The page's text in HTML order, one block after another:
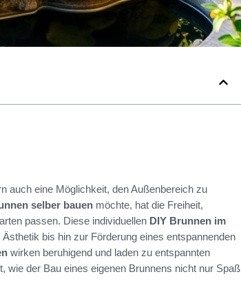
auch eine Möglichkeit, den Außenbereich zu
selber bauen möchte, hat die Freiheit,
passen. Diese individuellen DIY Brunnen im
bis hin zur Förderung eines entspannenden
wirken beruhigend und laden zu entspannten
wie der Bau eines eigenen Brunnens nicht nur Spaß